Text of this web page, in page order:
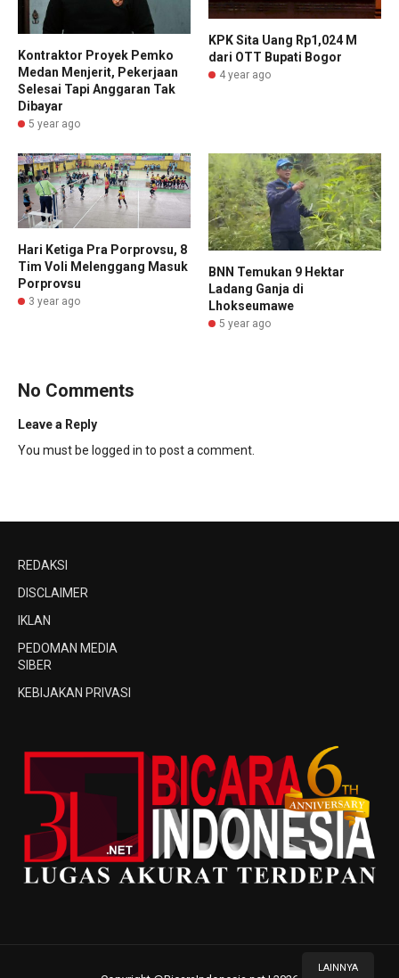
Kontraktor Proyek Pemko
Medan Menjerit, Pekerjaan
Selesai Tapi Anggaran Tak
Dibayar
5 year ago
KPK Sita Uang Rp1,024 M
dari OTT Bupati Bogor
4 year ago
Hari Ketiga Pra Porprovsu, 8
Tim Voli Melenggang Masuk
Porprovsu
3 year ago
BNN Temukan 9 Hektar
Ladang Ganja di
Lhokseumawe
5 year ago
No Comments
Leave a Reply
You must be logged in to post a comment.
LAINNYA
REDAKSI
DISCLAIMER
IKLAN
PEDOMAN MEDIA
SIBER
KEBIJAKAN PRIVASI